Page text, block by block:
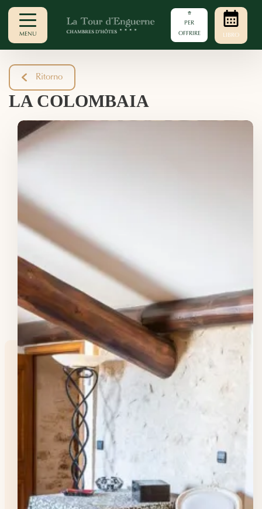
PER
OFFRIRE
LIBRO
MENU
Ritorno
LA COLOMBAIA